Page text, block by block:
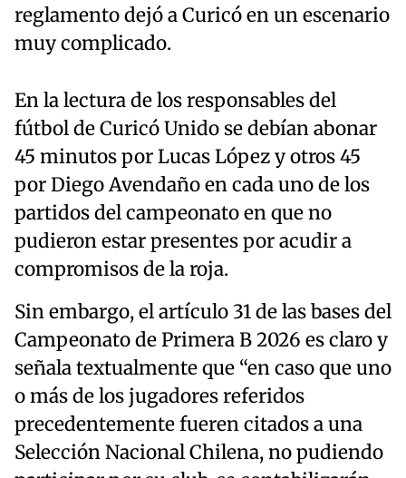
reglamento dejó a Curicó en un escenario
muy complicado.
En la lectura de los responsables del
fútbol de Curicó Unido se debían abonar
45 minutos por Lucas López y otros 45
por Diego Avendaño en cada uno de los
partidos del campeonato en que no
pudieron estar presentes por acudir a
compromisos de la roja.
Sin embargo, el artículo 31 de las bases del
Campeonato de Primera B 2026 es claro y
señala textualmente que “en caso que uno
o más de los jugadores referidos
precedentemente fueren citados a una
Selección Nacional Chilena, no pudiendo